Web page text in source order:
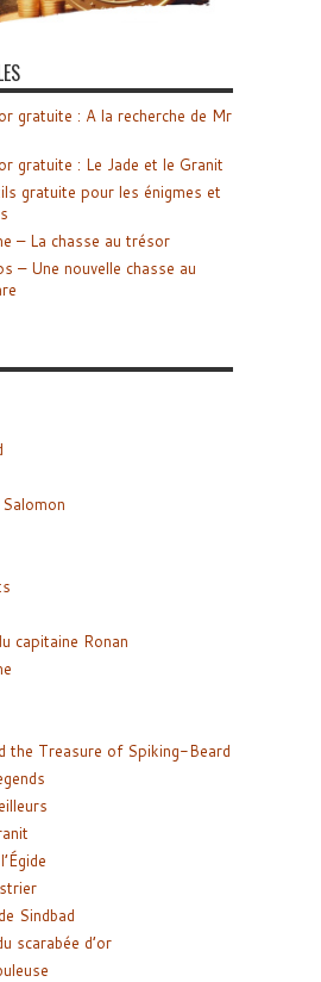
gratuite : A la recherche de Mr
gratuite : Le Jade et le Granit
gratuite pour les énigmes et
– La chasse au trésor
– Une nouvelle chasse au
capitaine Ronan
the Treasure of Spiking-Beard
Sindbad
scarabée d’or